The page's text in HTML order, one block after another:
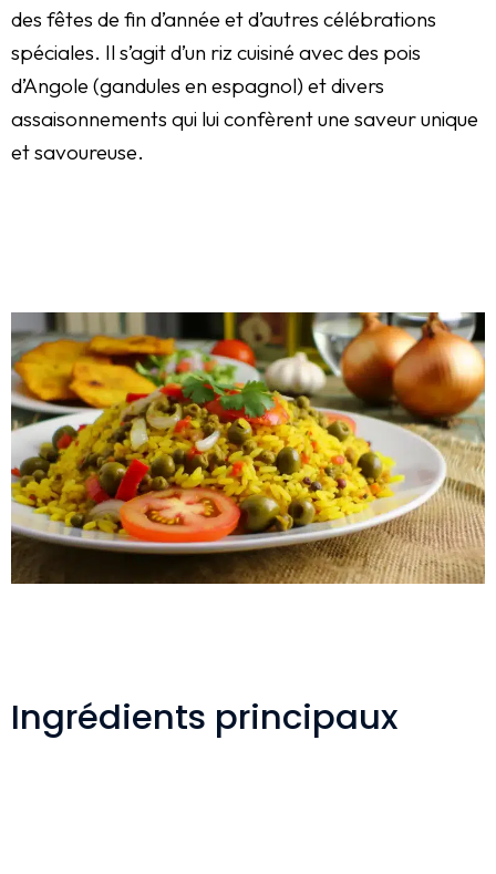
des fêtes de fin d’année et d’autres célébrations
spéciales. Il s’agit d’un riz cuisiné avec des pois
d’Angole (gandules en espagnol) et divers
assaisonnements qui lui confèrent une saveur unique
et savoureuse.
Ingrédients principaux